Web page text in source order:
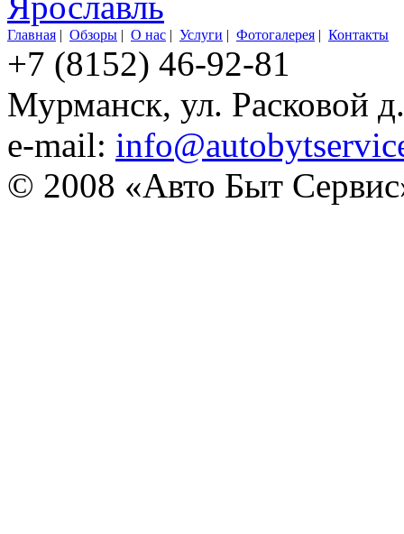
Главная | Обзоры | О нас | Услуги | Фотогалерея | Контакты
+7 (8152) 46-92-81
Мурманск, ул. Расковой
e-mail:
© 2008 «Авто Быт